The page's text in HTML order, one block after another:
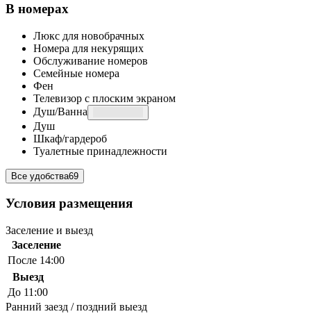
В номерах
Люкс для новобрачных
Номера для некурящих
Обслуживание номеров
Семейные номера
Фен
Телевизор с плоским экраном
Душ/Ванна
Душ
Шкаф/гардероб
Туалетные принадлежности
Все удобства69
Условия размещения
Заселение и выезд
Заселение
После 14:00
Выезд
До 11:00
Ранний заезд / поздний выезд